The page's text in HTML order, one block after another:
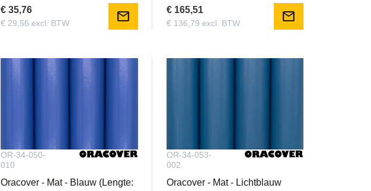
€ 35,76
€ 29,56 excl. BTW mail € 165,51
€ 136,79 excl. BTW mail
OR-34-050-
010
Oracover - Mat - Blauw (Lengte:
OR-34-053-
002
Oracover - Mat - Lichtblauw